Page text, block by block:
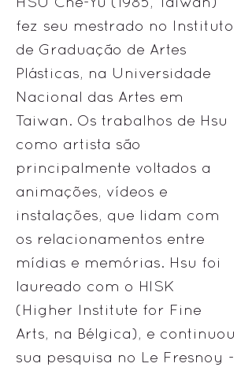
fez seu mestrado no Instituto
de Graduação de Artes
Plásticas, na Universidade
Nacional das Artes em
Taiwan. Os trabalhos de Hsu
como artista são
principalmente voltados a
animações, vídeos e
instalações, que lidam com
os relacionamentos entre
mídias e memórias. Hsu foi
laureado com o HISK
(Higher Institute for Fine
Arts, na Bélgica), e continuou
sua pesquisa no Le Fresnoy -